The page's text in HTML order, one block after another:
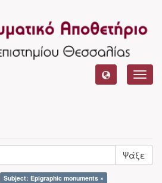
Ψάξε
Subject: Epigraphic monuments ×